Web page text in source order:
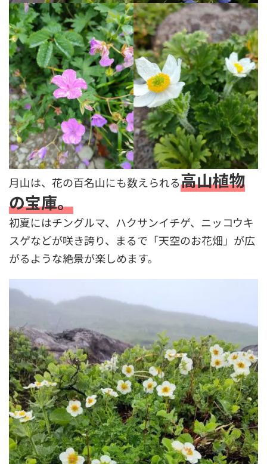
月山は、花の百名山にも数えられる高山植物
の宝庫。
初夏にはチングルマ、ハクサンイチゲ、ニッコウキ
スゲなどが咲き誇り、まるで「天空のお花畑」が広
がるような絶景が楽しめます。